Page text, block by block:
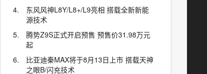
东风风神L8Y/L8+/L9亮相 搭载全新新能
源技术
腾势Z9S正式开启预售 预售价31.98万元
起
比亚迪秦MAX将于8月13日上市 搭载天神
之眼B/闪充技术